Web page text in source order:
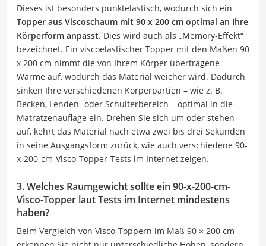
Dieses ist besonders punktelastisch, wodurch sich ein
Topper aus Viscoschaum mit 90 x 200 cm optimal an Ihre
Körperform anpasst. Dies wird auch als „Memory-Effekt“
bezeichnet. Ein viscoelastischer Topper mit den Maßen 90
x 200 cm nimmt die von Ihrem Körper übertragene
Wärme auf, wodurch das Material weicher wird. Dadurch
sinken Ihre verschiedenen Körperpartien – wie z. B.
Becken, Lenden- oder Schulterbereich – optimal in die
Matratzenauflage ein. Drehen Sie sich um oder stehen
auf, kehrt das Material nach etwa zwei bis drei Sekunden
in seine Ausgangsform zurück, wie auch verschiedene 90-
x-200-cm-Visco-Topper-Tests im Internet zeigen.
3. Welches Raumgewicht sollte ein 90-x-200-cm-
Visco-Topper laut Tests im Internet mindestens
haben?
Beim Vergleich von Visco-Toppern im Maß 90 × 200 cm